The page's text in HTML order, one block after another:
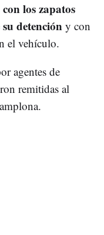
los zapatos
detención y con
el vehículo.
agentes de
remitidas al